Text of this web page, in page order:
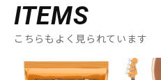
ITEMS
こちらもよく見られています